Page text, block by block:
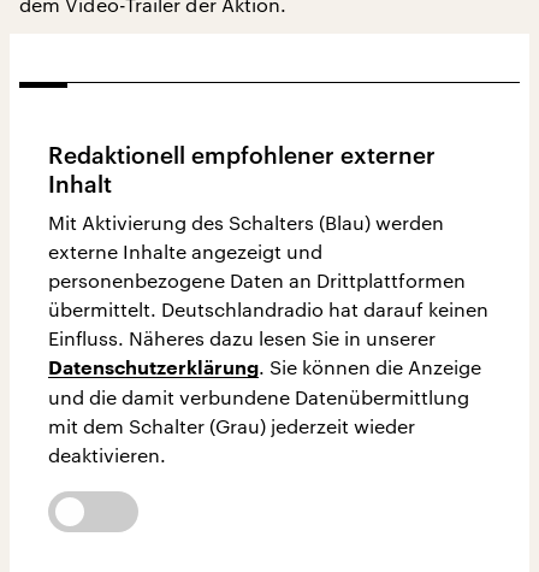
Redaktionell empfohlener externer
Inhalt
Mit Aktivierung des Schalters (Blau) werden
externe Inhalte angezeigt und
personenbezogene Daten an Drittplattformen
übermittelt. Deutschlandradio hat darauf keinen
Einfluss. Näheres dazu lesen Sie in unserer
Datenschutzerklärung. Sie können die Anzeige
und die damit verbundene Datenübermittlung
mit dem Schalter (Grau) jederzeit wieder
deaktivieren.